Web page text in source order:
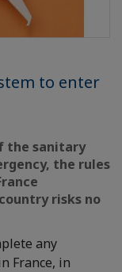
to enter
the sanitary
the rules
risks no
any
France, in